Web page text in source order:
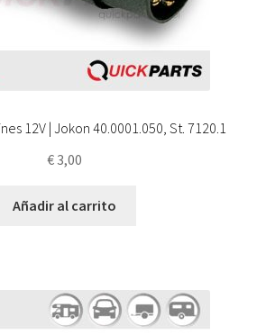
12V | Jokon 40.0001.050, St. 7120.1
€3,00
Añadir al carrito